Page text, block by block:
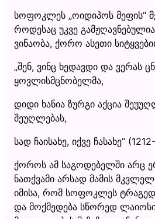
სოფოკლეს „ოიდიპოს მეფის“
როდესაც უკვე
ვინაობა, ქორო ასეთი
„შენ, ვინც ხედავდი და ვერას
ყოვლისმცნობელმა,
დიდი ხანია ზურგი აქცია
შეუღლებას,
სად ჩაისახე, იქვე ჩასახე“
ქოროს ამ საგოდებელში არც
ნათქვამი არსად მამის
იმისა, რომ სოფოკლეს
და მოქმედება სწორედ